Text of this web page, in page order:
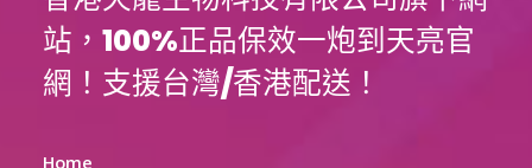
站，100%正品保效一炮到天亮官
網！支援台灣/香港配送！
Home